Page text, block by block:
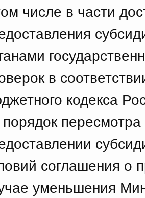
числе в части
в
кодекса
соглашения о
уменьшения